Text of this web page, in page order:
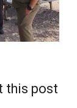
this post